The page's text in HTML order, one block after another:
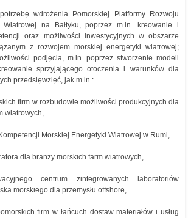
wdrożenia Pomorskiej Platformy Rozwoju
Wiatrowej na Bałtyku, poprzez m.in. kreowanie i
oraz możliwości inwestycyjnych w obszarze
z rozwojem morskiej energetyki wiatrowej;
podjęcia, m.in. poprzez stworzenie modeli
sprzyjającego otoczenia i warunków dla
przedsięwzięć, jak m.in.:
firm w rozbudowie możliwości produkcyjnych dla
wiatrowych,
Morskiej Energetyki Wiatrowej w Rumi,
dla branży morskich farm wiatrowych,
centrum zintegrowanych laboratoriów
morskiego dla przemysłu offshore,
firm w łańcuch dostaw materiałów i usług